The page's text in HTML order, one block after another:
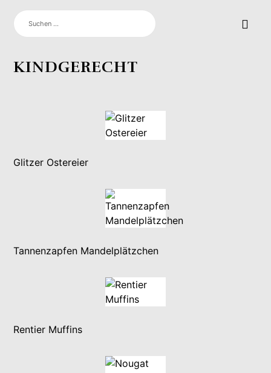
SUCHEN
NACH:
KINDGERECHT
Glitzer Ostereier
Tannenzapfen Mandelplätzchen
Rentier Muffins